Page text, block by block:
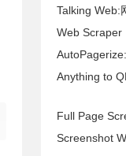
Talking Web:
Web Scraper
Anything to
Full Page
Screenshot